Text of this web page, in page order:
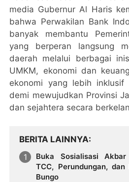
media Gubernur Al Haris
bahwa Perwakilan Bank
banyak membantu
yang berperan langsung
daerah melalui berbagai
UMKM, ekonomi dan
ekonomi yang lebih
demi mewujudkan Provinsi
dan sejahtera secara
BERITA LAINNYA
Buka Sosialisasi Akbar
TCC, Perundungan,
Bungo